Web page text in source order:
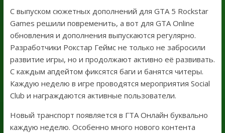
С выпуском сюжетных дополнений для GTA 5 Rockstar
Games решили повременить, а вот для GTA Online
обновления и дополнения выпускаются регулярно.
Разработчики Рокстар Геймс не только не забросили
развитие игры, но и продолжают активно её развивать.
С каждым апдейтом фиксятся баги и банятся читеры.
Каждую неделю в игре проводятся мероприятия Social
Club и награждаются активные пользователи.
Новый транспорт появляется в ГТА Онлайн буквально
каждую неделю. Особенно много нового контента